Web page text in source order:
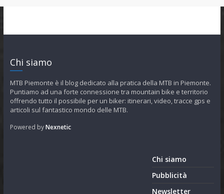
Chi siamo
MTB Piemonte è il blog dedicato alla pratica della MTB in Piemonte.
Puntiamo ad una forte connessione tra mountain bike e territorio
offrendo tutto il possibile per un biker: itinerari, video, tracce gps e
articoli sul fantastico mondo delle MTB.
Powered byNexnetic
Chi siamo
Pubblicità
Newsletter